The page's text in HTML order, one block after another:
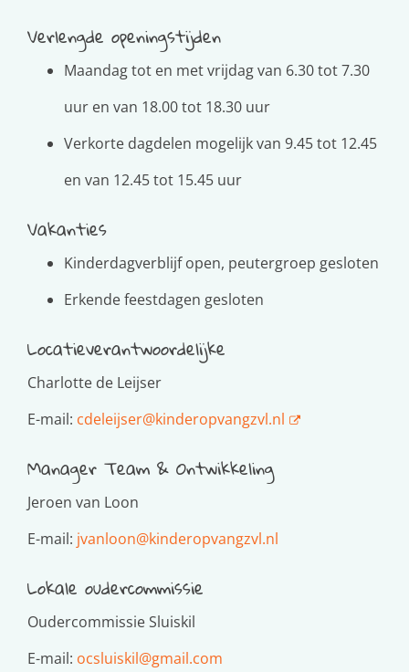
Verlengde openingstijden
Maandag tot en met vrijdag van 6.30 tot 7.30
uur en van 18.00 tot 18.30 uur
Verkorte dagdelen mogelijk van 9.45 tot 12.45
en van 12.45 tot 15.45 uur
Vakanties
Kinderdagverblijf open, peutergroep gesloten
Erkende feestdagen gesloten
Locatieverantwoordelijke
Charlotte de Leijser
E-mail: cdeleijser@kinderopvangzvl.nl
Manager Team & Ontwikkeling
Jeroen van Loon
E-mail: jvanloon@kinderopvangzvl.nl
Lokale oudercommissie
Oudercommissie Sluiskil
E-mail: ocsluiskil@gmail.com